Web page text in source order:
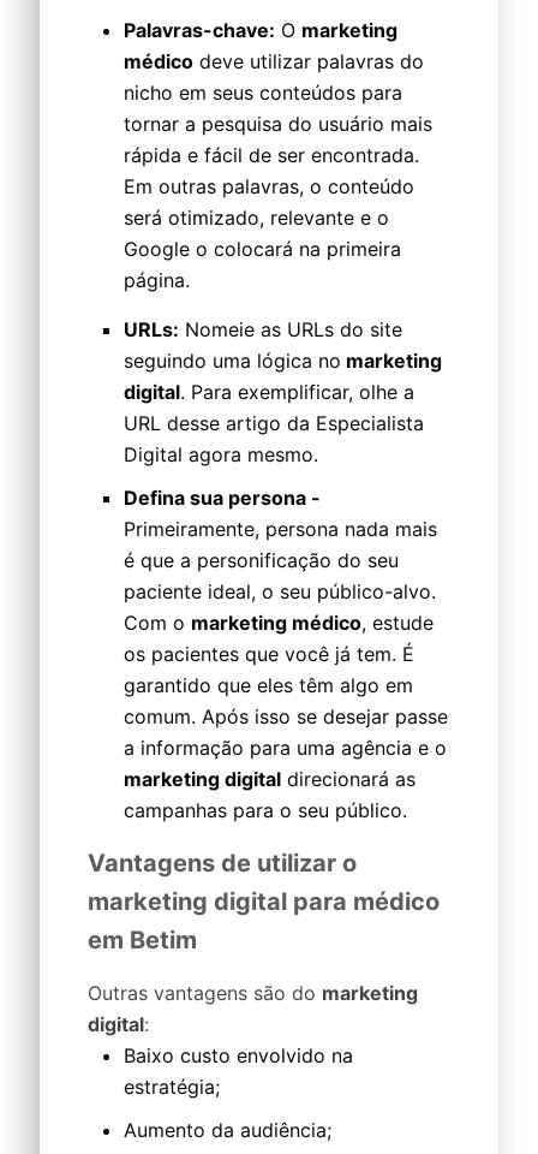
Palavras-chave: O marketing
médico deve utilizar palavras do
nicho em seus conteúdos para
tornar a pesquisa do usuário mais
rápida e fácil de ser encontrada.
Em outras palavras, o conteúdo
será otimizado, relevante e o
Google o colocará na primeira
página.
URLs: Nomeie as URLs do site
seguindo uma lógica no marketing
digital. Para exemplificar, olhe a
URL desse artigo da Especialista
Digital agora mesmo.
Defina sua persona -
Primeiramente, persona nada mais
é que a personificação do seu
paciente ideal, o seu público-alvo.
Com o marketing médico, estude
os pacientes que você já tem. É
garantido que eles têm algo em
comum. Após isso se desejar passe
a informação para uma agência e o
marketing digital direcionará as
campanhas para o seu público.
Vantagens de utilizar o
marketing digital para médico
em Betim
Outras vantagens são do marketing
digital:
Baixo custo envolvido na
estratégia;
Aumento da audiência;